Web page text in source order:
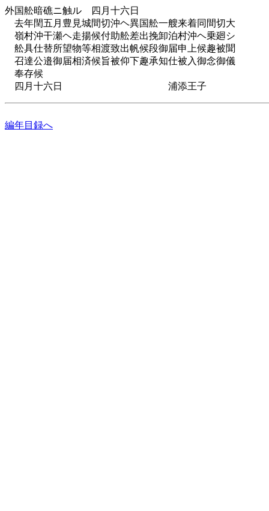
外国舩暗礁ニ触ル 四月十六日
去年閏五月豊見城間切沖ヘ異国舩一艘来着同間切大
嶺村沖干瀬ヘ走揚候付助舩差出挽卸泊村沖ヘ乗廻シ
舩具仕替所望物等相渡致出帆候段御届申上候趣被聞
召達公邉御届相済候旨被仰下趣承知仕被入御念御儀
奉存候
四月十六日 浦添王子
編年目録へ